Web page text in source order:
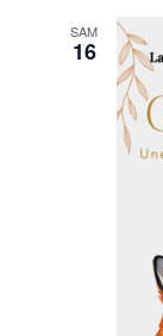
date.
SAM
16